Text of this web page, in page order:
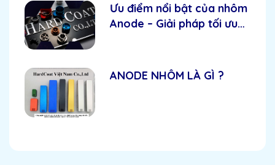
Ưu điểm nổi bật của nhôm
Anode – Giải pháp tối ưu
ANODE NHÔM LÀ GÌ ?